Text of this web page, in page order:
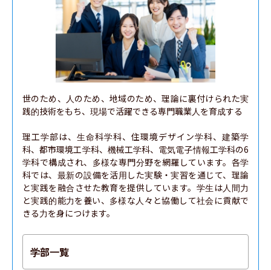
世のため、人のため、地域のため、理論に裏付けられた実
践的技術をもち、現場で活躍できる専門職業人を育成する
理工学部は、生命科学科、住環境デザイン学科、建築学
科、都市環境工学科、機械工学科、電気電子情報工学科の6
学科で構成され、多様な専門分野を網羅しています。各学
科では、最新の設備を活用した実験・実習を通じて、理論
と実践を融合させた教育を提供しています。学生は人間力
と実践的能力を養い、多様な人々と協働して社会に貢献で
きる力を身につけます。
学部一覧